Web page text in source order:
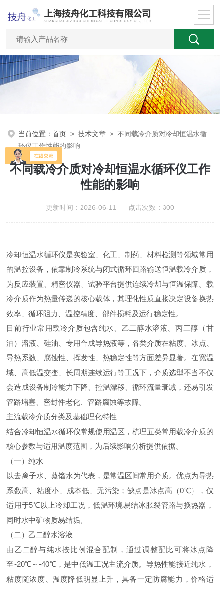
当前位置：首页 >技术文章 >不同载冷介质对冷却恒温水循
环仪工作性能的影响
不同载冷介质对冷却恒温水循环仪工作
性能的影响
更新时间：2026-06-11 点击次数：300
冷却恒温水循环仪是实验室、化工、制药、材料检测等领域常用
的温控设备，依靠制冷系统与闭式循环回路输送恒温载冷介质，
为反应装置、精密仪器、试验平台提供连续冷却与恒温保障。载
冷介质作为热量传递的核心载体，其理化性质直接决定设备换热
效率、循环阻力、温控精度、部件损耗及运行稳定性。
目前行业常用载冷介质包含纯水、乙二醇水溶液、丙三醇（甘
油）溶液、硅油、专用合成导热液等，各类介质在粘度、冰点、
导热系数、腐蚀性、挥发性、热稳定性等方面差异显著。在宽温
域、高低温交变、长周期连续运行等工况下，介质选型不当不仅
会造成设备制冷能力下降、控温漂移、循环流量衰减，还易引发
管路堵塞、密封件老化、管路腐蚀等故障。
主流载冷介质分类及基础理化特性
结合冷却恒温水循环仪常规使用温区，梳理五类常用载冷介质的
核心参数与适用温度范围，为后续影响分析提供依据。
（一）纯水
以去离子水、蒸馏水为代表，是常温区间常用介质。优点为导热
系数高、粘度小、成本低、无污染；缺点是冰点高（0℃），仅
适用于5℃以上冷却工况，低温环境易结冰胀裂管路与换热器，
同时水中矿物质易结垢。
（二）乙二醇水溶液
由乙二醇与纯水按比例混合配制，通过调整配比可将冰点降
至-20℃～-40℃，是中低温工况主流介质。导热性能接近纯水，
粘度随浓度、温度降低明显上升，具备一定防腐能力，价格适